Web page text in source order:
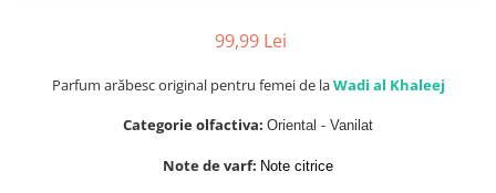
Parfumuri de VARA
Parfumuri de IARNA
99,99 Lei
Parfum arăbesc original pentru femei de laWadi al Khaleej
Categorie olfactiva: Oriental - Vanilat
Note de varf: Note citrice